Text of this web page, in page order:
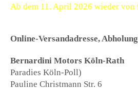
Ab dem 11. April 2026 wieder von
Online-Versandadresse, Abholung
Bernardini Motors Köln-
Paradies Köln-Poll)
Pauline Christmann Str. 6